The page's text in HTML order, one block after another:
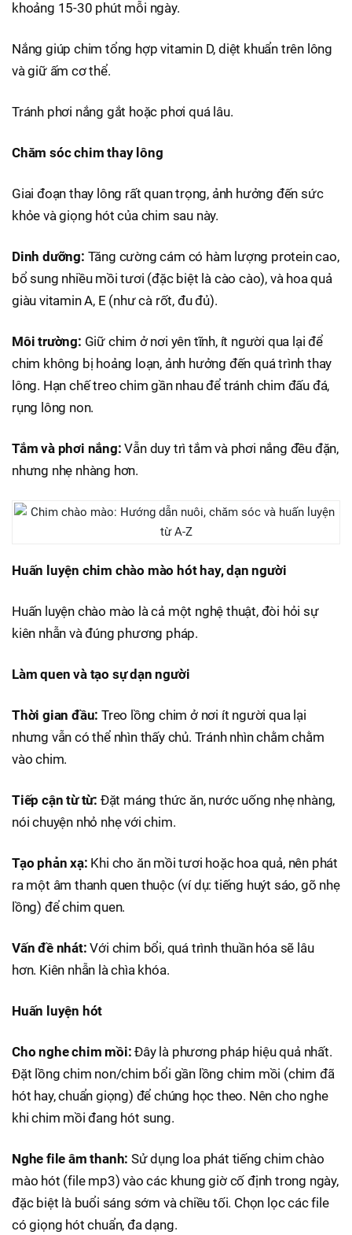
khoảng 15-30 phút mỗi ngày.
Nắng giúp chim tổng hợp vitamin D, diệt khuẩn trên lông
và giữ ấm cơ thể.
Tránh phơi nắng gắt hoặc phơi quá lâu.
Chăm sóc chim thay lông
Giai đoạn thay lông rất quan trọng, ảnh hưởng đến sức
khỏe và giọng hót của chim sau này.
Dinh dưỡng: Tăng cường cám có hàm lượng protein cao,
bổ sung nhiều mồi tươi (đặc biệt là cào cào), và hoa quả
giàu vitamin A, E (như cà rốt, đu đủ).
Môi trường: Giữ chim ở nơi yên tĩnh, ít người qua lại để
chim không bị hoảng loạn, ảnh hưởng đến quá trình thay
lông. Hạn chế treo chim gần nhau để tránh chim đấu đá,
rụng lông non.
Tắm và phơi nắng: Vẫn duy trì tắm và phơi nắng đều đặn,
nhưng nhẹ nhàng hơn.
Huấn luyện chim chào mào hót hay, dạn người
Huấn luyện chào mào là cả một nghệ thuật, đòi hỏi sự
kiên nhẫn và đúng phương pháp.
Làm quen và tạo sự dạn người
Thời gian đầu: Treo lồng chim ở nơi ít người qua lại
nhưng vẫn có thể nhìn thấy chủ. Tránh nhìn chằm chằm
vào chim.
Tiếp cận từ từ: Đặt máng thức ăn, nước uống nhẹ nhàng,
nói chuyện nhỏ nhẹ với chim.
Tạo phản xạ: Khi cho ăn mồi tươi hoặc hoa quả, nên phát
ra một âm thanh quen thuộc (ví dụ: tiếng huýt sáo, gõ nhẹ
lồng) để chim quen.
Vấn đề nhát: Với chim bổi, quá trình thuần hóa sẽ lâu
hơn. Kiên nhẫn là chìa khóa.
Huấn luyện hót
Cho nghe chim mồi: Đây là phương pháp hiệu quả nhất.
Đặt lồng chim non/chim bổi gần lồng chim mồi (chim đã
hót hay, chuẩn giọng) để chúng học theo. Nên cho nghe
khi chim mồi đang hót sung.
Nghe file âm thanh: Sử dụng loa phát tiếng chim chào
mào hót (file mp3) vào các khung giờ cố định trong ngày,
đặc biệt là buổi sáng sớm và chiều tối. Chọn lọc các file
có giọng hót chuẩn, đa dạng.